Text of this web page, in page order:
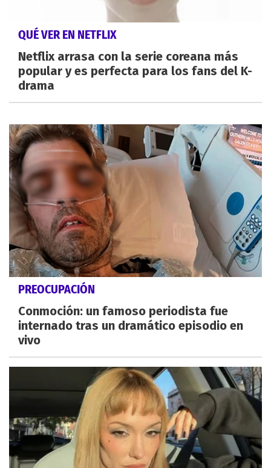
QUÉ VER EN NETFLIX
Netflix arrasa con la serie coreana más
popular y es perfecta para los fans del K-
drama
PREOCUPACIÓN
Conmoción: un famoso periodista fue
internado tras un dramático episodio en
vivo